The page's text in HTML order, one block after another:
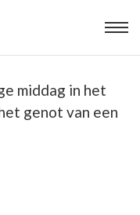
middag in het
genot van een